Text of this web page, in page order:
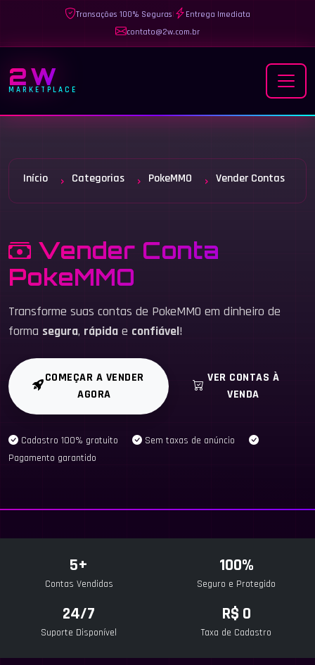
Transações 100% Seguras|
Entrega Imediata
contato@2w.com.br
2W
MARKETPLACE
Início Categorias PokeMMO Vender Contas
Vender Conta
PokeMMO
Transforme suas contas de PokeMMO em dinheiro de
forma segura, rápida e confiável!
COMEÇAR A VENDER
AGORA
VER CONTAS À
VENDA
Cadastro 100% gratuito
Sem taxas de anúncio
Pagamento garantido
5+
Contas Vendidas
100%
Seguro e Protegido
24/7
Suporte Disponível
R$ 0
Taxa de Cadastro